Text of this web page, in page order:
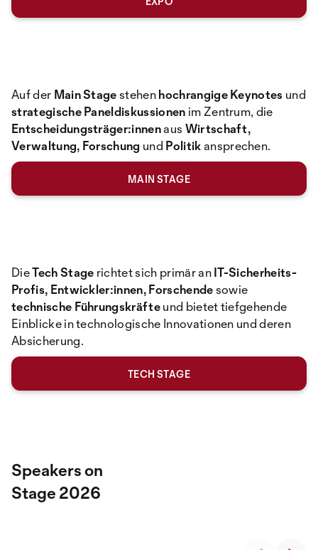
Auf der Main Stagestehenhochrangige Keynotes und
strategische Paneldiskussionen im Zentrum, die
Entscheidungsträger:innenaus Wirtschaft,
Verwaltung, Forschung und Politikansprechen.
MAIN STAGE
DieTech Stage richtet sich primär anIT-Sicherheits-
Profis, Entwickler:innen, Forschendesowie
technische Führungskräfteund bietet tiefgehende
Einblicke in technologische Innovationen und deren
Absicherung.
TECH STAGE
Speakers on
Stage 2026